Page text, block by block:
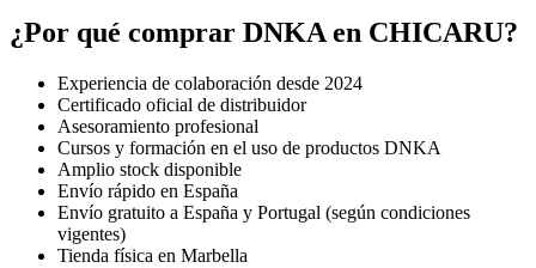
¿Por qué comprar DNKA en CHICARU?
Experiencia de colaboración desde 2024
Certificado oficial de distribuidor
Asesoramiento profesional
Cursos y formación en el uso de productos DNKA
Amplio stock disponible
Envío rápido en España
Envío gratuito a España y Portugal (según condiciones
vigentes)
Tienda física en Marbella